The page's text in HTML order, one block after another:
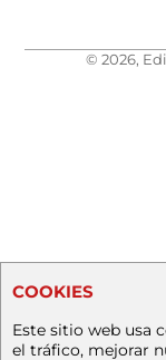
© 2026,
COOKIES
Este sitio web usa
el tráfico, mejorar